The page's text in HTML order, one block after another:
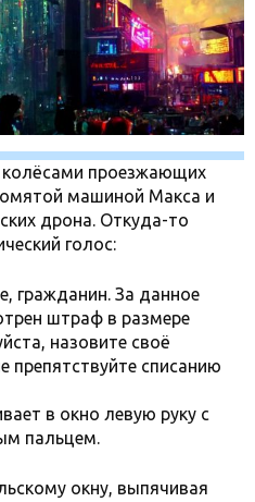
колёсами проезжающих
машиной Макса и
дрона. Откуда-то
голос:
гражданин. За данное
штраф в размере
назовите своё
препятствуйте списанию
в окно левую руку с
пальцем.
окну, выпячивая